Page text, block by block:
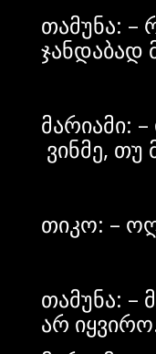
თამუნა: –
ჯანდაბად
მარიამი:
ვინმე,
თიკო: –
თამუნა: –
არ